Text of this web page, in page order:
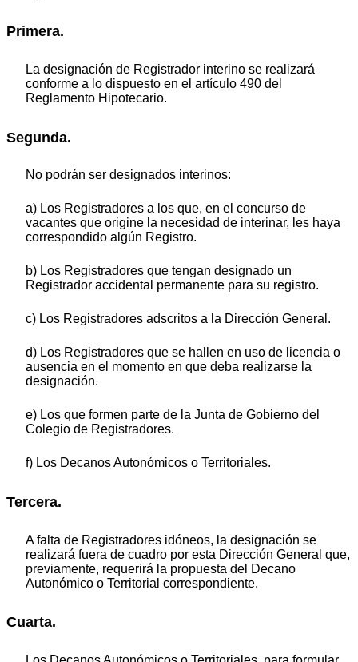
Primera.
La designación de Registrador interino se realizará
conforme a lo dispuesto en el artículo 490 del
Reglamento Hipotecario.
Segunda.
No podrán ser designados interinos:
a) Los Registradores a los que, en el concurso de
vacantes que origine la necesidad de interinar, les haya
correspondido algún Registro.
b) Los Registradores que tengan designado un
Registrador accidental permanente para su registro.
c) Los Registradores adscritos a la Dirección General.
d) Los Registradores que se hallen en uso de licencia o
ausencia en el momento en que deba realizarse la
designación.
e) Los que formen parte de la Junta de Gobierno del
Colegio de Registradores.
f) Los Decanos Autonómicos o Territoriales.
Tercera.
A falta de Registradores idóneos, la designación se
realizará fuera de cuadro por esta Dirección General que,
previamente, requerirá la propuesta del Decano
Autonómico o Territorial correspondiente.
Cuarta.